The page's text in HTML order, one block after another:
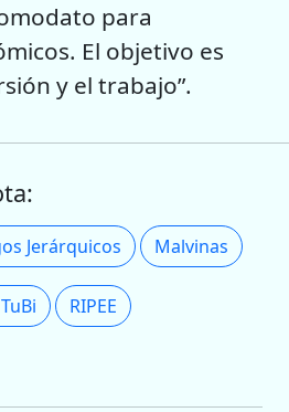
para
El objetivo es
y el trabajo”.
Jerárquicos Malvinas
RIPEE